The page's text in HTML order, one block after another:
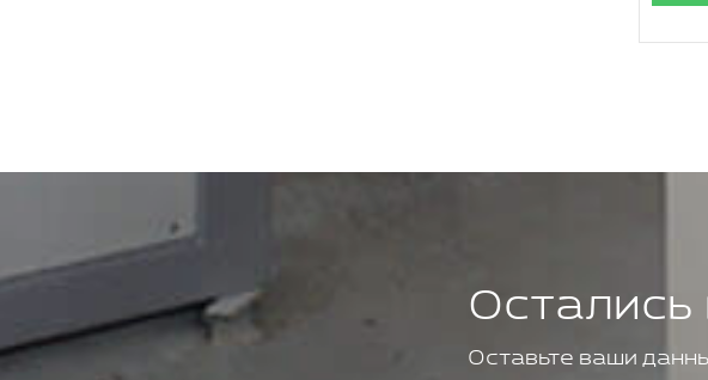
Остались
Оставьте ваши